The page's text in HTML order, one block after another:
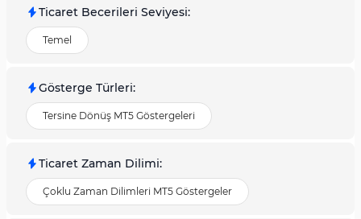
Ticaret Becerileri Seviyesi:
Temel
Gösterge Türleri:
Tersine Dönüş MT5 Göstergeleri
Ticaret Zaman Dilimi:
Çoklu Zaman Dilimleri MT5 Göstergeler